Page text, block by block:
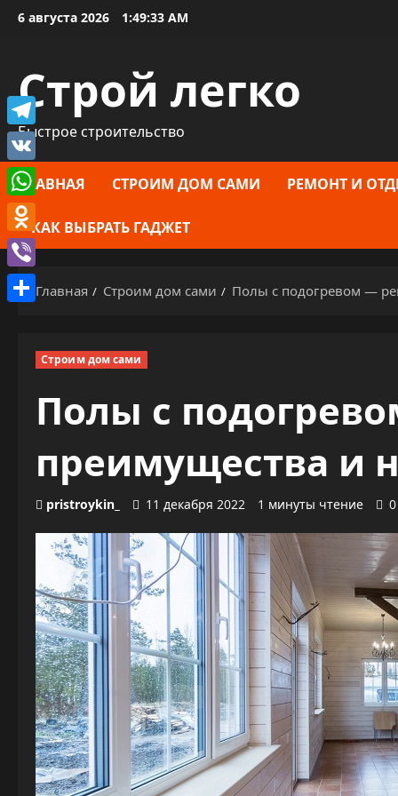
Перейти
6 августа 2026 1:49:34 AM
Строй легко
Быстрое строительство
ГЛАВНАЯ СТРОИМ ДОМ САМИ РЕМОНТ И
КАК ВЫБРАТЬ ГАДЖЕТ
Главная Строим дом сами Полы с подогревом —
Строим дом сами
Полы с
преимущества и
pristroykin_ 11 декабря 2022 1 минуты чтение 0
Telegram
VK
WhatsApp
Odnoklassniki
Viber